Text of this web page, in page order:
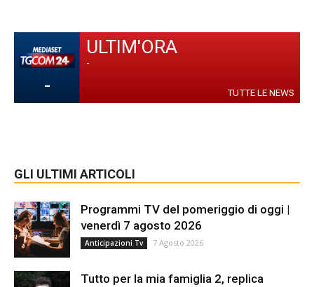
-
ULTIM'ORA
-
TUTTE LE NEWS
GLI ULTIMI ARTICOLI
Programmi TV del pomeriggio di oggi |
venerdì 7 agosto 2026
Anticipazioni Tv 7 Agosto 2026
Tutto per la mia famiglia 2, replica